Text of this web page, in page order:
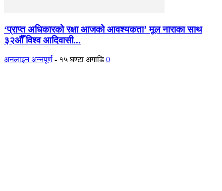
‘प्राप्त अधिकारको रक्षा आजको आवश्यकता’ मूल नाराका साथ
३२औँ विश्व आदिवासी...
अनलाइन अन्नपूर्ण - १५ घण्टा अगाडि 0